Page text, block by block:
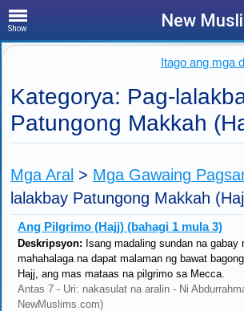
Show New
Itago ang mga
Kategorya: Pag-
Patungong Makkah
Mga Aral > Mga Gawaing
lalakbay Patungong Makkah
Ang Pilgrimo (Hajj) (bahagi 1 mula 3)
Deskripsyon: Isang madaling sundan na gabay
mahahalaga na dapat malaman ng bawat
Hajj, ang mas mataas na pilgrimo sa Mecca.
Antas 7 - Uri: nakasulat na aralin - Ni
NewMuslims.com)